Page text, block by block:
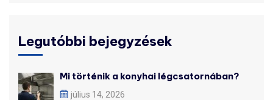
Legutóbbi bejegyzések
Mi történik a konyhai légcsatornában?
július 14, 2026